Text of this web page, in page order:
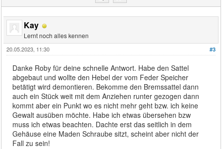
Kay
Lernt noch alles kennen
#3
20.05.2023, 11:30
Danke Roby für deine schnelle Antwort. Habe den Sattel
abgebaut und wollte den Hebel der vom Feder Speicher
betätigt wird demontieren. Bekomme den Bremssattel dann
auch ein Stück weit mit dem Anziehen runter gezogen dann
kommt aber ein Punkt wo es nicht mehr geht bzw. ich keine
Gewalt ausüben möchte. Habe ich etwas übersehen bzw
muss ich etwas beachten. Dachte erst das seitlich in dem
Gehäuse eine Maden Schraube sitzt, scheint aber nicht der
Fall zu sein!